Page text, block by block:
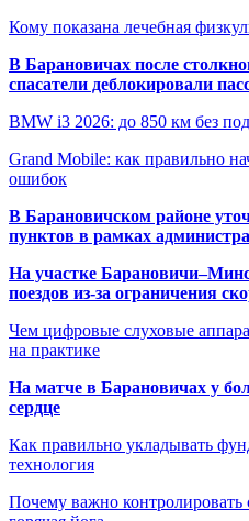
Кому показана лечебная
В Барановичах после
спасатели деблокировали
BMW i3 2026: до 850 км без
Grand Mobile: как правильно
ошибок
В Барановичском районе
пунктов в рамках
На участке
поездов из-за ограничения
Чем цифровые слуховые
на практике
На матче в Барановичах у
сердце
Как правильно укладывать
технология
Почему важно контролировать